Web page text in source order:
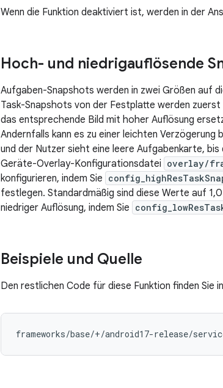
Wenn die Funktion deaktiviert ist, werden in der
Hoch- und niedrigauflösende
Aufgaben-Snapshots werden in zwei Größen auf
Task-Snapshots von der Festplatte werden
das entsprechende Bild mit hoher Auflösung
Andernfalls kann es zu einer leichten
und der Nutzer sieht eine leere Aufgabenkarte,
Geräte-Overlay-Konfigurationsdatei overlay/
konfigurieren, indem Sie
festlegen. Standardmäßig sind diese Werte auf
niedriger Auflösung, indem Sie
Beispiele und Quelle
Den restlichen Code für diese Funktion finden Sie
frameworks/base/+/android17-release/